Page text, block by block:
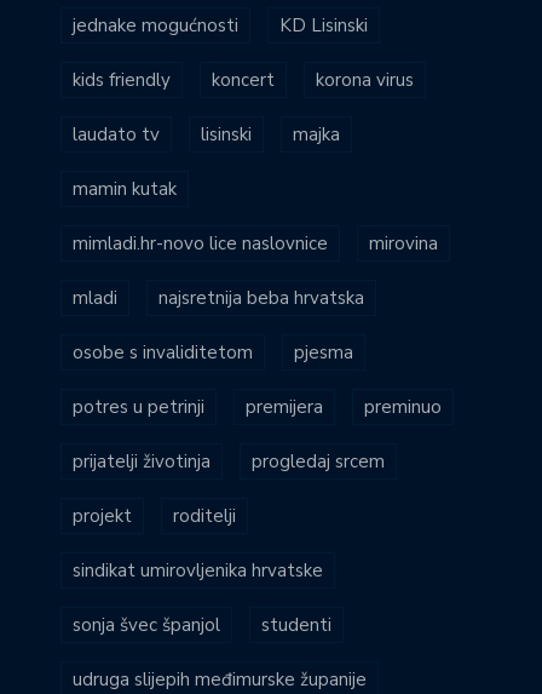
jednake mogućnosti KD Lisinski
kids friendly koncert korona virus
laudato tv lisinski majka
mamin kutak
mimladi.hr-novo lice naslovnice mirovina
mladi najsretnija beba hrvatska
osobe s invaliditetom pjesma
potres u petrinji premijera preminuo
prijatelji životinja progledaj srcem
projekt roditelji
sindikat umirovljenika hrvatske
sonja švec španjol studenti
udruga slijepih međimurske županije